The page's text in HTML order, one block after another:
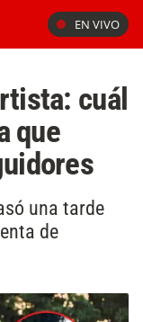
EN VIVO
cuál
que
una tarde
de